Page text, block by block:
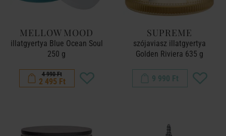
MELLOW MOOD
illatgyertya Blue Ocean Soul
250 g
4 990 Ft
2 495 Ft
SUPREME
szójaviasz illatgyertya
Golden Riviera 635 g
9 990 Ft